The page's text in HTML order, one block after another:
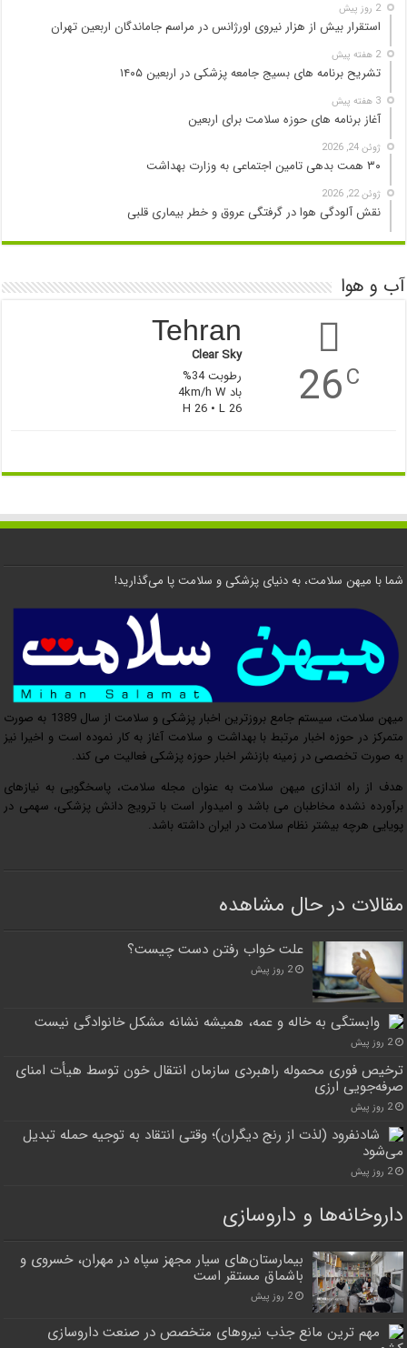
2 روز پیش
استقرار بیش از هزار نیروی اورژانس در مراسم جاماندگان اربعین تهران
2 هفته پیش
تشریح برنامه های بسیج جامعه پزشکی در اربعین ۱۴۰۵
3 هفته پیش
آغاز برنامه های حوزه سلامت برای اربعین
ژوئن 24, 2026
۳۰ همت بدهی تامین اجتماعی به وزارت بهداشت
ژوئن 22, 2026
نقش آلودگی هوا در گرفتگی عروق و خطر بیماری قلبی
آب و هوا
26C
Tehran
Clear Sky
رطوبت 34%
باد 4km/h W
H 26 • L 26
شما با میهن سلامت، به دنیای پزشکی و سلامت پا می‌گذارید!
میهن سلامت، سیستم جامع بروزترین اخبار پزشکی و سلامت از سال 1389 به صورت
متمرکز در حوزه اخبار مرتبط با بهداشت و سلامت آغاز به کار نموده است و اخیرا نیز
به صورت تخصصی در زمینه بازنشر اخبار حوزه پزشکی فعالیت می کند.
هدف از راه اندازی میهن سلامت به عنوان مجله سلامت، پاسخگویی به نیازهای
برآورده نشده مخاطبان می باشد و امیدوار است با ترویج دانش پزشکی، سهمی در
پویایی هرچه بیشتر نظام سلامت در ایران داشته باشد.
مقالات در حال مشاهده
علت خواب رفتن دست چیست؟
2 روز پیش
وابستگی به خاله و عمه، همیشه نشانه مشکل خانوادگی نیست
2 روز پیش
ترخیص فوری محموله راهبردی سازمان انتقال خون توسط هیأت امنای
صرفه‌جویی ارزی
2 روز پیش
شادنفرود (لذت از رنج دیگران)؛ وقتی انتقاد به توجیه حمله تبدیل
می‌شود
2 روز پیش
داروخانه‌ها و داروسازی
بیمارستان‌های سیار مجهز سپاه در مهران، خسروی و
باشماق مستقر است
2 روز پیش
مهم ترین مانع جذب نیروهای متخصص در صنعت داروسازی